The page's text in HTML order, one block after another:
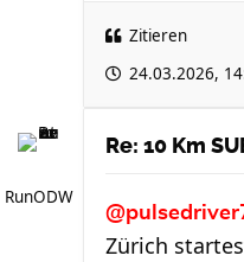
Zitieren
24.03.2026,
RunODW
Re: 10 Km
Zürich